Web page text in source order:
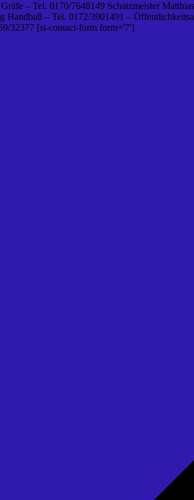
– Tel. 0170/7648149 Schatzmeister
– Tel. 0172/3901491 –
32377 [si-contact-form form='7']